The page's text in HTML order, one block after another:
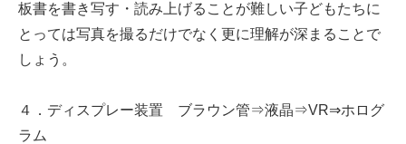
板書を書き写す・読み上げることが難しい子どもたちに
とっては写真を撮るだけでなく更に理解が深まることで
しょう。
４．ディスプレー装置 ブラウン管⇒液晶⇒VR⇒ホログ
ラム